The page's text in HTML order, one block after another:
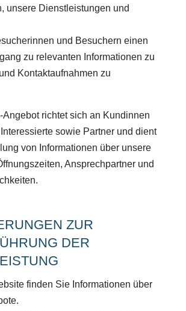
unsere Dienstleistungen und
und Besuchern einen
zu relevanten Informationen zu
Kontaktaufnahmen zu
Angebot richtet sich an Kundinnen
sowie Partner und dient
von Informationen über unsere
Ansprechpartner und
ZUR
DER
finden Sie Informationen über